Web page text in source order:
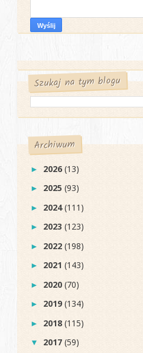
Szukaj na tym blogu
Archiwum
► 2026(13)
► 2025(93)
► 2024(111)
► 2023(123)
► 2022(198)
► 2021(143)
► 2020(70)
► 2019(134)
► 2018(115)
▼ 2017(59)